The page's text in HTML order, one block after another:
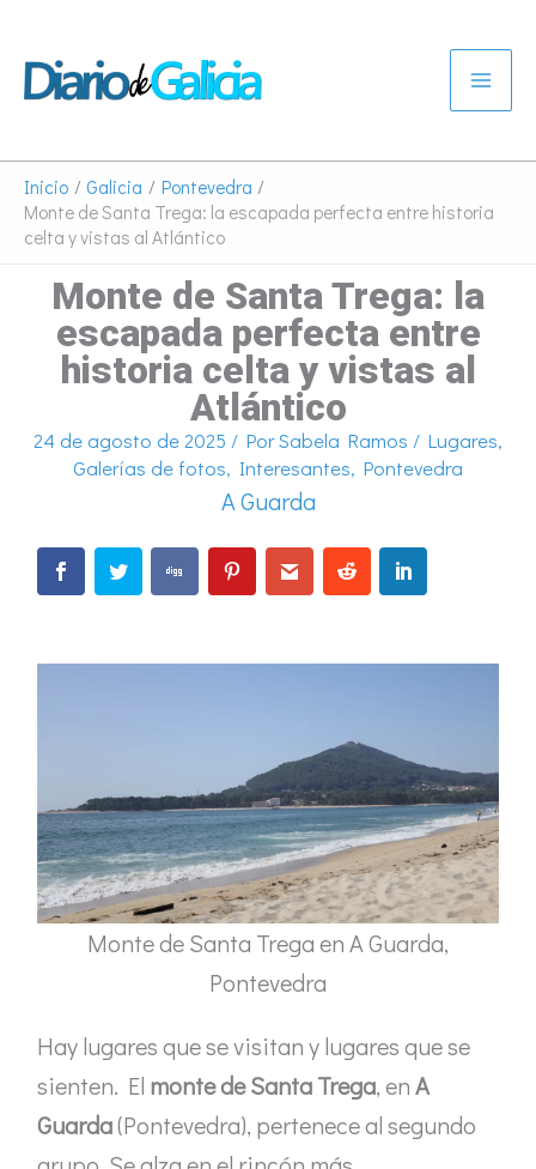
contenido
Inicio Galicia
Pontevedra
Monte de Santa Trega: la escapada perfecta entre historia
celta y vistas al Atlántico
Monte de Santa Trega: la
escapada perfecta entre
historia celta y vistas al
Atlántico
24 de agosto de 2025 / PorSabela Ramos / Lugares,
Galerías de fotos, Interesantes, Pontevedra
A Guarda
Monte de Santa Trega en A Guarda,
Pontevedra
Hay lugares que se visitan y lugares que se
sienten. El monte de Santa Trega, enA
Guarda(Pontevedra), pertenece al segundo